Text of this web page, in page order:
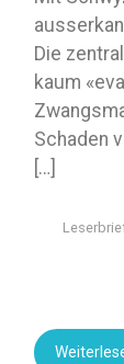
Die
kaum
Schaden
[…]